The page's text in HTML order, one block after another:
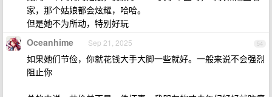
家，那个姑娘都会炫耀，哈哈。
但是她不为所动，特别好玩
54
Oceanhime Sep 21, 2025
如果她们节俭，你就花钱大手大脚一些就好。一般来说不会强烈
阻止你